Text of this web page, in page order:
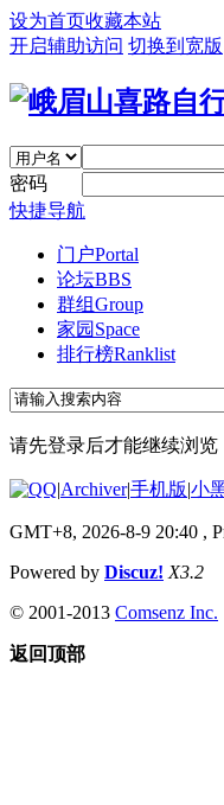
设为首页收藏本站
开启辅助访问 切换到宽版
密码
快捷导航
门户Portal
论坛BBS
群组Group
家园 Space
排行榜Ranklist
请先登录后才能继续浏览
|Archiver|手机版|小
GMT+8, 2026-8-9 20:40 ,
Powered by Discuz! X3.2
© 2001-2013 Comsenz Inc.
返回顶部